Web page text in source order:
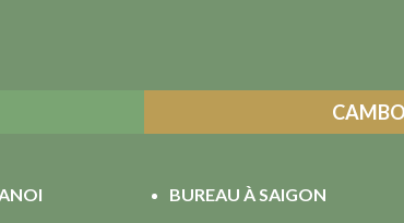
BUREAU À SAIGON